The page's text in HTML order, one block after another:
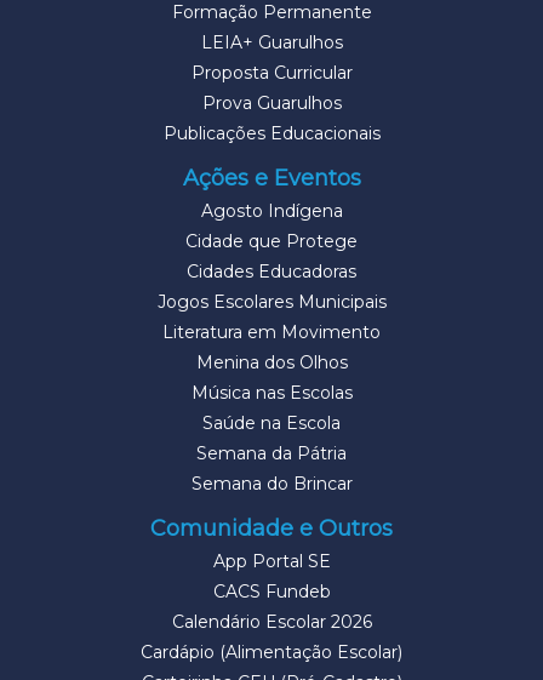
Formação Permanente
LEIA+ Guarulhos
Proposta Curricular
Prova Guarulhos
Publicações Educacionais
Ações e Eventos
Agosto Indígena
Cidade que Protege
Cidades Educadoras
Jogos Escolares Municipais
Literatura em Movimento
Menina dos Olhos
Música nas Escolas
Saúde na Escola
Semana da Pátria
Semana do Brincar
Comunidade e Outros
App Portal SE
CACS Fundeb
Calendário Escolar 2026
Cardápio (Alimentação Escolar)